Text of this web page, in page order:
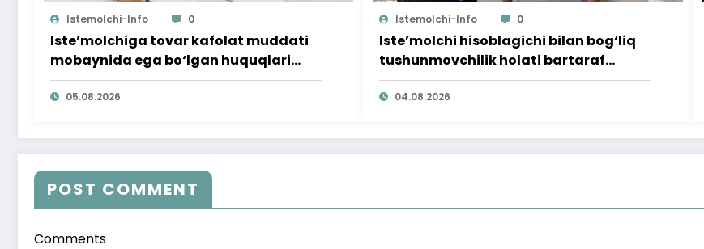
Istemolchi-Info 0
Iste’molchiga tovar kafolat muddati
mobaynida ega bo‘lgan huquqlari
ta’minlab berildi
05.08.2026
Istemolchi-Info 0
Iste’molchi hisoblagichi bilan bog‘liq
tushunmovchilik holati bartaraf
qilindi
04.08.2026
POST COMMENT
Comments